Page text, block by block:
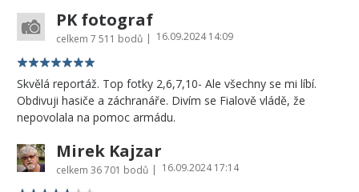
PK fotograf
celkem 7 511 bodů 16.09.2024 14:09
Skvělá reportáž. Top fotky 2,6,7,10- Ale všechny se mi líbí.
Obdivuji hasiče a záchranáře. Divím se Fialově vládě, že
nepovolala na pomoc armádu.
Mirek Kajzar
celkem 36 701 bodů 16.09.2024 17:14